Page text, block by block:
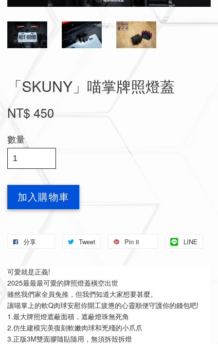
「SKUNY」喵掌牌照燈蓋
NT$ 450
數量
加入購物車
分享 Tweet Pin it LINE
可愛就是正義!
2025最最最可愛的牌照燈蓋橫空出世
雖然我們家全員兔推，但我們知道大家想要甚麼。
讓喵掌上的軟Q肉球安慰你開工疲憊的心靈順便守護你的錢包吧!
1.最大牌照燈遮蔽面積，遮蔽燈珠無死角
2.仿生建模完美復刻軟嫩肉球和兇殘的小爪爪
3.正版3M雙面膠隨貼隨用，無須拆殼拆燈